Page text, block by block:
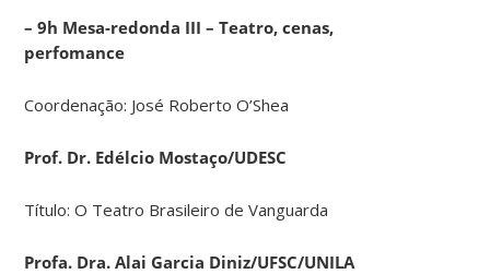
– 9h Mesa-redonda III – Teatro, cenas,
perfomance
Coordenação: José Roberto O’Shea
Prof. Dr. Edélcio Mostaço/UDESC
Título: O Teatro Brasileiro de Vanguarda
Profa. Dra. Alai Garcia Diniz/UFSC/UNILA